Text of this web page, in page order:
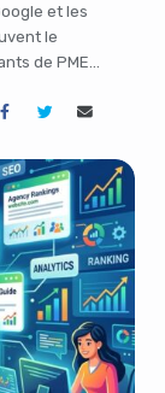
et les
le
de PME
à une